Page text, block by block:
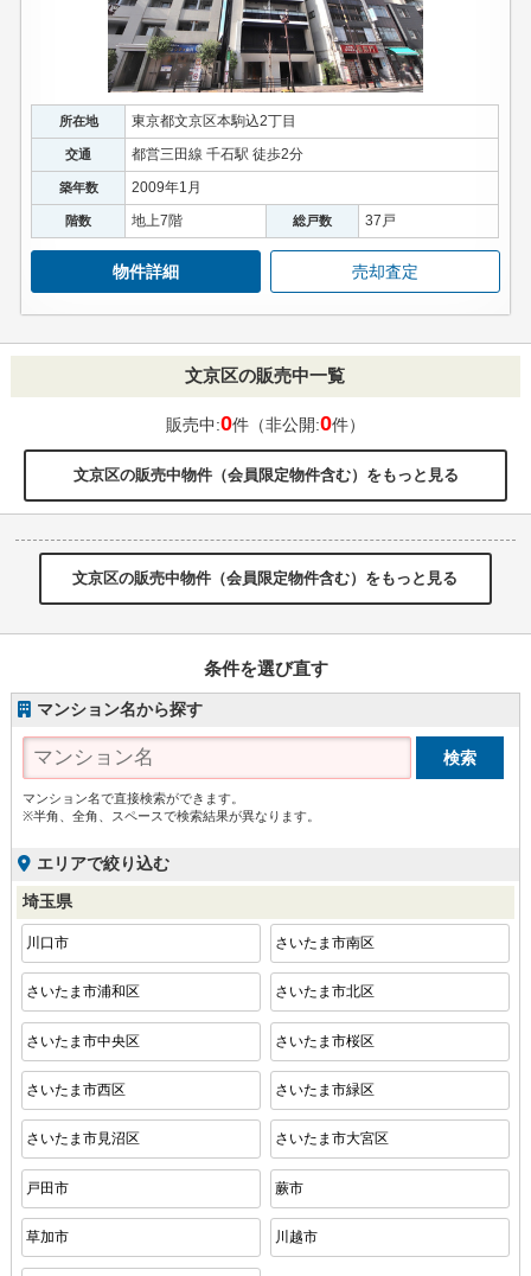
所在地 東京都文京区本駒込2丁目
交通 都営三田線 千石駅 徒歩2分
築年数 2009年1月
階数 地上7階 総戸数 37戸
物件詳細 売却査定
文京区の販売中一覧
販売中:0件（非公開:0件）
文京区の販売中物件（会員限定物件含む）をもっと見る
文京区の販売中物件（会員限定物件含む）をもっと見る
条件を選び直す
マンション名から探す
マンション名で直接検索ができます。
※半角、全角、スペースで検索結果が異なります。
エリアで絞り込む
埼玉県
川口市 さいたま市南区
さいたま市浦和区 さいたま市北区
さいたま市中央区 さいたま市桜区
さいたま市西区 さいたま市緑区
さいたま市見沼区 さいたま市大宮区
戸田市 蕨市
草加市 川越市